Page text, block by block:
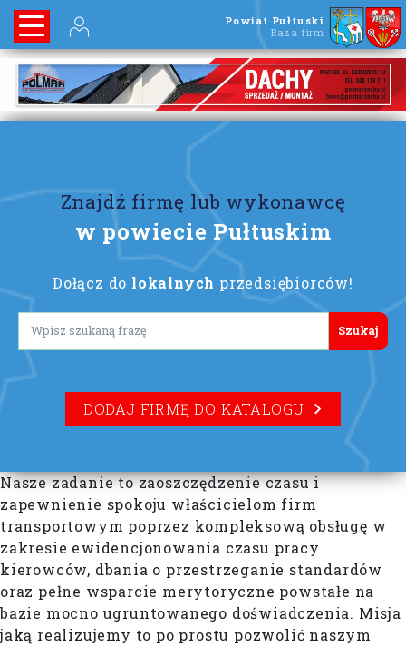
Powiat Pułtuski
Baza firm
Znajdź firmę lub wykonawcę
w powiecie Pułtuskim
Dołącz do lokalnych przedsiębiorców!
Lorem ipsum
DODAJ FIRMĘ DO KATALOGU
Nasze zadanie to zaoszczędzenie czasu i
zapewnienie spokoju właścicielom firm
transportowym poprzez kompleksową obsługę w
zakresie ewidencjonowania czasu pracy
kierowców, dbania o przestrzeganie standardów
oraz pełne wsparcie merytoryczne powstałe na
bazie mocno ugruntowanego doświadczenia. Misja
jaką realizujemy to po prostu pozwolić naszym